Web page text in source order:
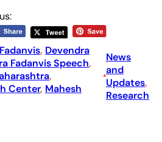
, Devendra
Fadanvis Speech
Center, Mahesh
•
News
and
Updates
Research